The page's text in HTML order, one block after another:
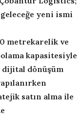
yeni ismi
metrekarelik ve
kapasitesiyle
dijital dönüşüm
satın alma ile